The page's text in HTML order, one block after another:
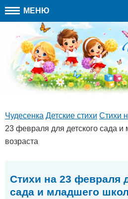
МЕНЮ
Чудесенка Детские стихи Стихи
23 февраля для детского сада
возраста
Стихи на 23 февраля
сада и младшего